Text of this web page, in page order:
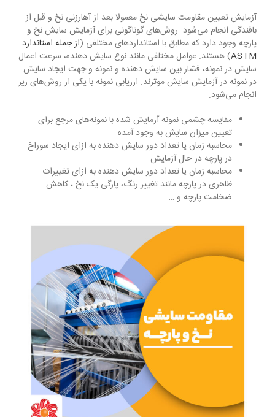
آزمایش تعیین مقاومت سایشی نخ معمولا بعد از آهارزنی نخ و قبل از
بافندگی انجام می‌شود. روش‌های گوناگونی برای آزمایش سایش نخ و
پارچه وجود دارد که مطابق با استانداردهای مختلفی (از جمله استاندارد
ASTM) هستند. عوامل مختلفی مانند نوع سایش دهنده، سرعت اعمال
سایش در نمونه، فشار بین سایش دهنده و نمونه و جهت ایجاد سایش
در نمونه در آزمایش سایش موثرند. ارزیابی نمونه با یکی از روش‌های زیر
انجام می‌شود:
مقایسه چشمی نمونه آزمایش شده با نمونه‌های مرجع برای
تعیین میزان سایش به وجود آمده
محاسبه زمان یا تعداد دور سایش دهنده به ازای ایجاد سوراخ
در پارچه در حال آزمایش
محاسبه زمان یا تعداد دور سایش دهنده به ازای تغییرات
ظاهری در پارچه مانند تغییر رنگ، پارگی یک نخ ، کاهش
ضخامت پارچه و …